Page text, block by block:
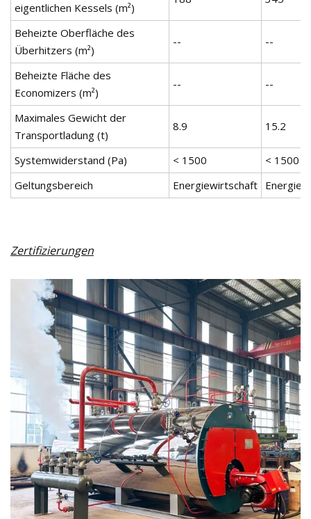
eigentlichen Kessels (m²)
Beheizte Oberfläche des
Überhitzers (m²)
-- --
Beheizte Fläche des
Economizers (m²)
-- --
Maximales Gewicht der
Transportladung (t)
8.9 15.2
Systemwiderstand (Pa) < 1500
< 1500
Geltungsbereich
Energiewirtschaft
Zertifizierungen